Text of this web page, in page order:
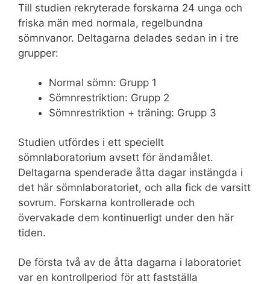
Till studien rekryterade forskarna 24 unga och
friska män med normala, regelbundna
sömnvanor. Deltagarna delades sedan in i tre
grupper:
Normal sömn: Grupp 1
Sömnrestriktion: Grupp 2
Sömnrestriktion + träning: Grupp 3
Studien utfördes i ett speciellt
sömnlaboratorium avsett för ändamålet.
Deltagarna spenderade åtta dagar instängda i
det här sömnlaboratoriet, och alla fick de varsitt
sovrum. Forskarna kontrollerade och
övervakade dem kontinuerligt under den här
tiden.
De första två av de åtta dagarna i laboratoriet
var en kontrollperiod för att fastställa